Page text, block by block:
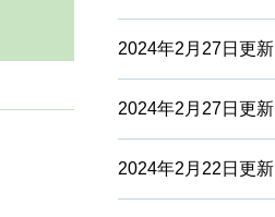
2024年2月27日更新
2024年2月27日更新
2024年2月22日更新